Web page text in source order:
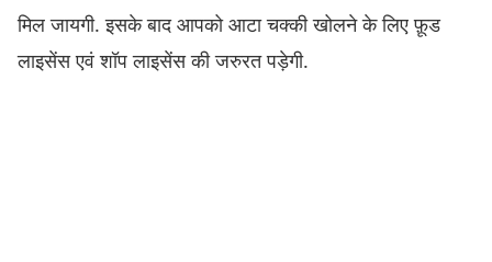
मिल जायगी. इसके बाद आपको आटा चक्की खोलने के लिए फ़ूड
लाइसेंस एवं शॉप लाइसेंस की जरुरत पड़ेगी.